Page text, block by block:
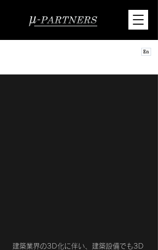
En
建築業界の3D化に伴い、建築設備でも3D